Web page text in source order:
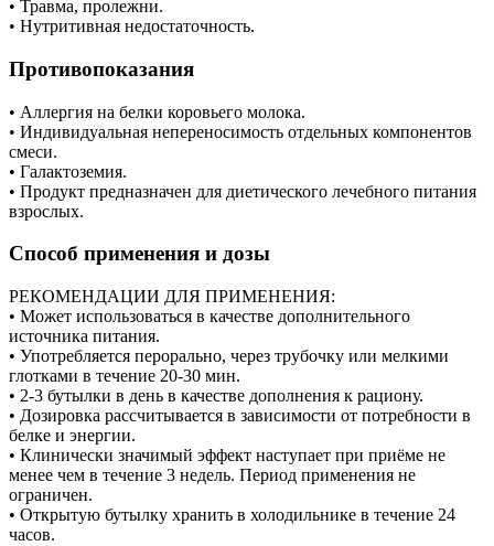
• Травма, пролежни.
• Нутритивная недостаточность.
Противопоказания
• Аллергия на белки коровьего молока.
• Индивидуальная непереносимость отдельных компонентов
смеси.
• Галактоземия.
• Продукт предназначен для диетического лечебного питания
взрослых.
Способ применения и дозы
РЕКОМЕНДАЦИИ ДЛЯ ПРИМЕНЕНИЯ:
• Может использоваться в качестве дополнительного
источника питания.
• Употребляется перорально, через трубочку или мелкими
глотками в течение 20-30 мин.
• 2-3 бутылки в день в качестве дополнения к рациону.
• Дозировка рассчитывается в зависимости от потребности в
белке и энергии.
• Клинически значимый эффект наступает при приёме не
менее чем в течение 3 недель. Период применения не
ограничен.
• Открытую бутылку хранить в холодильнике в течение 24
часов.